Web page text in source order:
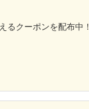
るクーポンを配布中！